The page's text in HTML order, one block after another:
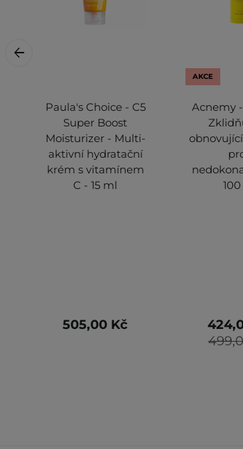
Paula's Choice - C5
Super Boost
Moisturizer - Multi-
aktivní hydratační
krém s vitamínem
C - 15 ml
505,00 Kč
AKCE
Acnemy